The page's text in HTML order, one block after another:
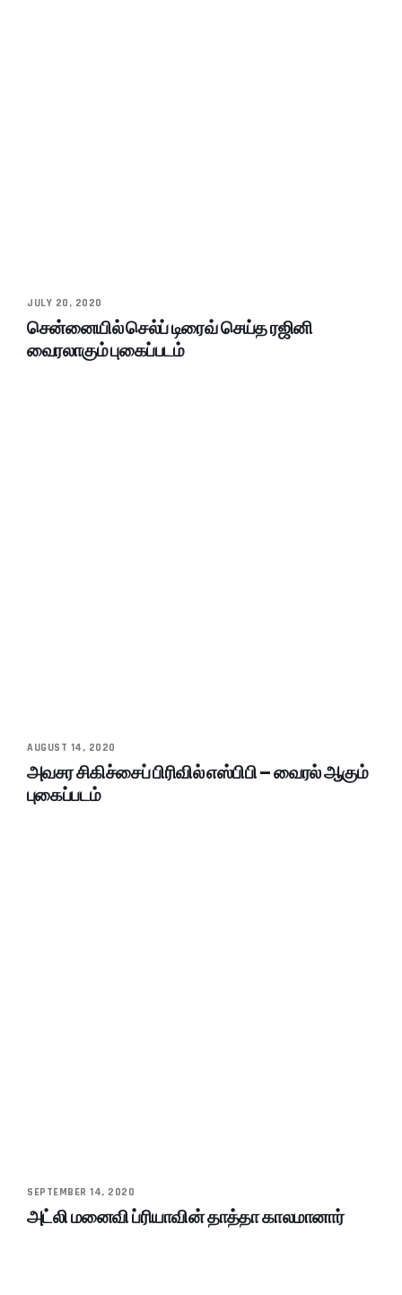
JULY 20, 2020
சென்னையில் செல்ப் டிரைவ் செய்த ரஜினி
வைரலாகும் புகைப்படம்
AUGUST 14, 2020
அவசர சிகிச்சைப் பிரிவில் எஸ்பிபி – வைரல் ஆகும்
புகைப்படம்
SEPTEMBER 14, 2020
அட்லி மனைவி ப்ரியாவின் தாத்தா காலமானார்